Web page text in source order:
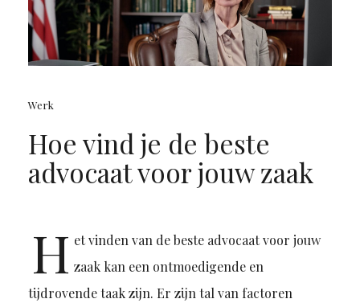
Werk
Hoe vind je de beste
advocaat voor jouw zaak
H et vinden van de beste advocaat voor jouw
zaak kan een ontmoedigende en
tijdrovende taak zijn. Er zijn tal van factoren